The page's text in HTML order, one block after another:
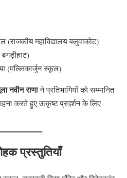
(राजकीय महाविद्यालय बलुवाकोट)
(मल्लिकार्जुन स्कूल)
नवीन राणाने प्रतिभागियों को सम्मानित
करते हुए उत्कृष्ट प्रदर्शन के लिए
प्रस्तुतियाँ